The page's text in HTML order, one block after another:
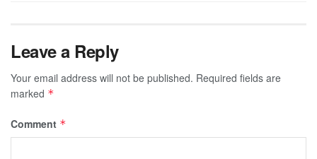
Leave a Reply
Your email address will not be published. Required fields are
marked *
Comment *